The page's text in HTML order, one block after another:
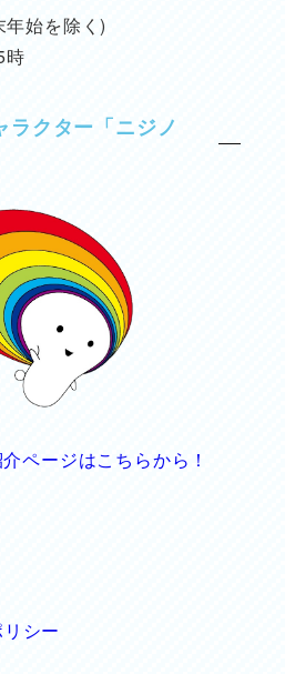
始を除く)
時
ラクター「ニジノ
ページはこちらから！
シー